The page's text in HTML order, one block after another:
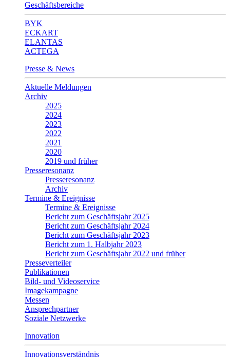
Geschäftsbereiche
BYK
ECKART
ELANTAS
ACTEGA
Presse & News
Aktuelle Meldungen
Archiv
2025
2024
2023
2022
2021
2020
2019 und früher
Presseresonanz
Presseresonanz
Archiv
Termine & Ereignisse
Termine & Ereignisse
Bericht zum Geschäftsjahr 2025
Bericht zum Geschäftsjahr 2024
Bericht zum Geschäftsjahr 2023
Bericht zum 1. Halbjahr 2023
Bericht zum Geschäftsjahr 2022 und früher
Presseverteiler
Publikationen
Bild- und Videoservice
Imagekampagne
Messen
Ansprechpartner
Soziale Netzwerke
Innovation
Innovationsverständnis